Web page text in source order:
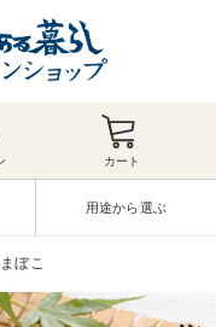
カート
用途から選ぶ
ぼこ